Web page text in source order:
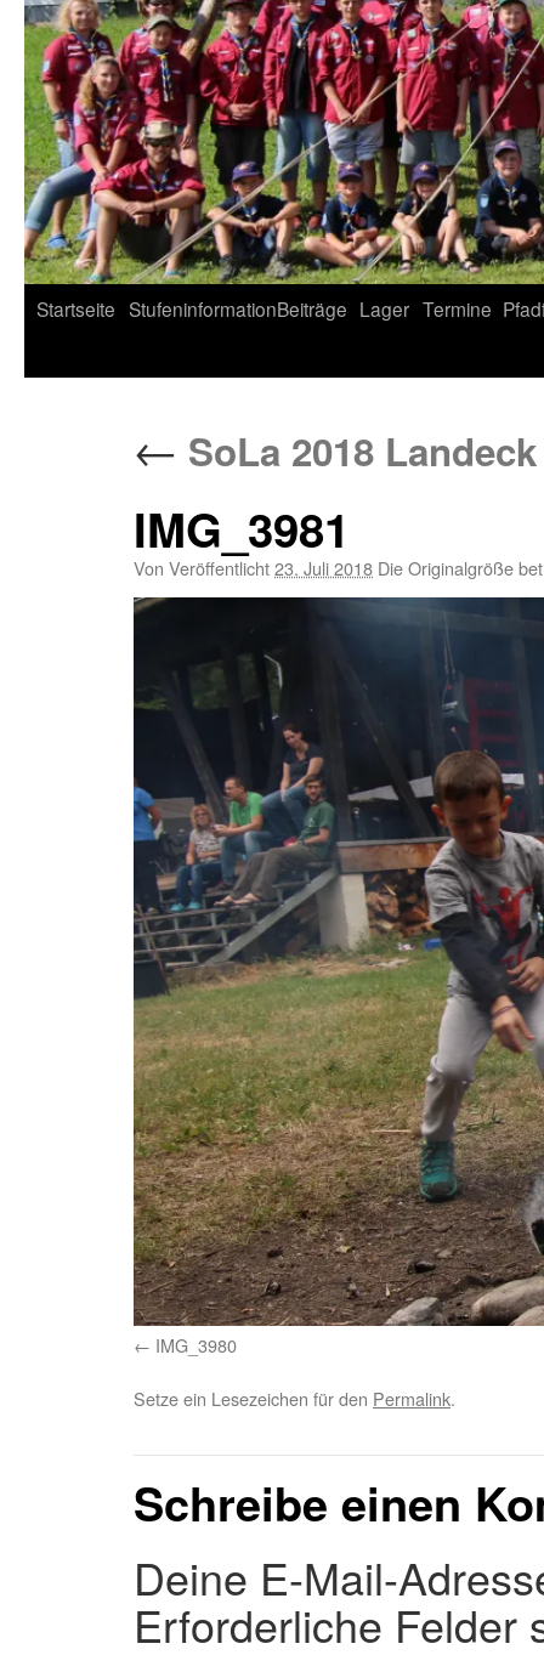
Startseite StufeninformationBeiträge Lager Termine
← SoLa 2018
IMG_3981
Von Veröffentlicht23. Juli 2018 Die Originalgröße
IMG_3980
Setze ein Lesezeichen für den Permalink.
Schreibe einen
Deine E-Mail-
Erforderliche Felder